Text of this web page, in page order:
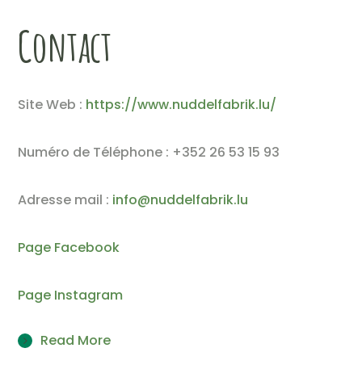
Contact
Site Web : https://www.nuddelfabrik.lu/
Numéro de Téléphone : +352 26 53 15 93
Adresse mail : info@nuddelfabrik.lu
Page Facebook
Page Instagram
Read More